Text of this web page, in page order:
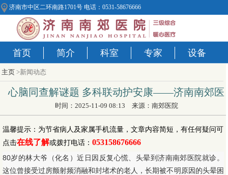
济南市中区二环南路1701号 电话：0531-58676666
首页 简介 科室 专家 设备
主页>新闻动态
心脑同查解谜题 多科联动护安康——济南南郊医
时间：2025-11-09 08:13 来源：南郊医院
温馨提示：为节省病人及家属手机流量，文章内容简短，有任何疑问可
点击在线了解或拨打电话： 053158676666
80岁的林大爷（化名）近日因反复心慌、头晕到济南南郊医院就诊。
这位曾接受过房颤射频消融和封堵术的老人，长期被不明原因的头晕困